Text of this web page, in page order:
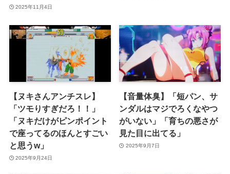
2025年11月4日
【ヌキさんアンチスレ】
「ツモりすぎだろ！！」
「ヌキだけがピンポイント
で座ってるのほんとすごい
と思うw」
2025年9月24日
【音量体臭】「短パン、サ
ンダルはマジでろくなやつ
がいない」「育ちの悪さが
見た目に出てる」
2025年9月7日